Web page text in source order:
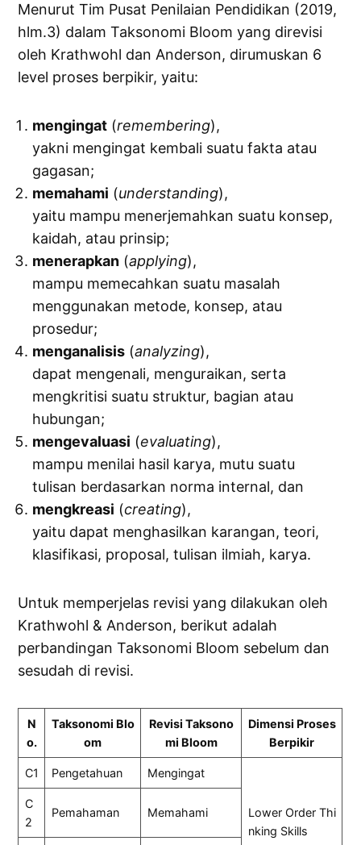
Menurut Tim Pusat Penilaian Pendidikan (2019,
hlm.3) dalam Taksonomi Bloom yang direvisi
oleh Krathwohl dan Anderson, dirumuskan 6
level proses berpikir, yaitu:
mengingat (remembering),
yakni mengingat kembali suatu fakta atau
gagasan;
memahami (understanding),
yaitu mampu menerjemahkan suatu konsep,
kaidah, atau prinsip;
menerapkan (applying),
mampu memecahkan suatu masalah
menggunakan metode, konsep, atau
prosedur;
menganalisis (analyzing),
dapat mengenali, menguraikan, serta
mengkritisi suatu struktur, bagian atau
hubungan;
mengevaluasi (evaluating),
mampu menilai hasil karya, mutu suatu
tulisan berdasarkan norma internal, dan
mengkreasi (creating),
yaitu dapat menghasilkan karangan, teori,
klasifikasi, proposal, tulisan ilmiah, karya.
Untuk memperjelas revisi yang dilakukan oleh
Krathwohl & Anderson, berikut adalah
perbandingan Taksonomi Bloom sebelum dan
sesudah di revisi.
N
o.
Taksonomi Blo
om
Revisi Taksono
mi Bloom
Dimensi Proses
Berpikir
C1 Pengetahuan Mengingat
Lower Order Thi
nking Skills
C
2
Pemahaman Memahami